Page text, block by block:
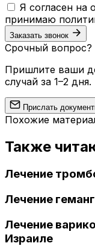
Я согласен на
принимаю
Заказать звонок
Срочный вопрос?
Пришлите ваши
случай за 1–2 дня.
Прислать
Похожие
Также
Лечение
Лечение
Лечение
Израиле